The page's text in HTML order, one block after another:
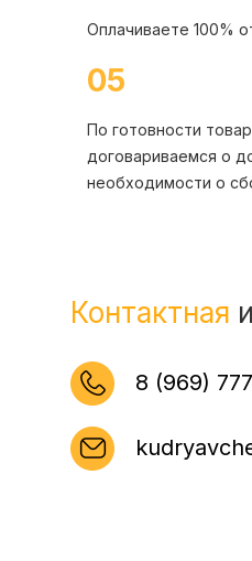
Оплачиваете 100%
05
По готовности
договариваемся о
необходимости о
Контактная
8 (969)